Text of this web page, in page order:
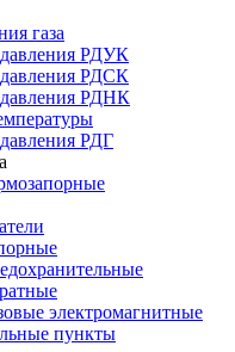
газа
РДУК
РДСК
давления РДНК
РДГ
электромагнитные
пункты